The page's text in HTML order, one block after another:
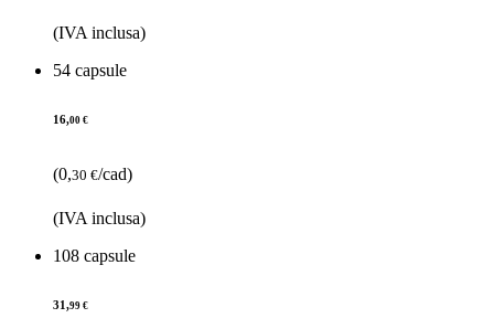
(IVA inclusa)
54 capsule
16,00 €
(0,30 €/cad)
(IVA inclusa)
108 capsule
31,99 €